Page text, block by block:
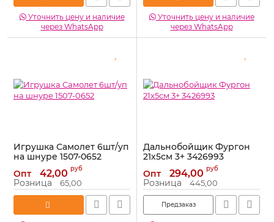
Уточнить цену и наличие
через WhatsApp
Уточнить цену и наличие
через WhatsApp
Игрушка Самолет 6шт/уп
на шнуре 1507-0652
Артикул: 1507-0652
Опт 42,00 руб
Розница 65,00
Дальнобойщик Фургон
21х5см 3+ 3426993
Артикул: 3426993
Опт 294,00 руб
Розница 445,00
Предзаказ